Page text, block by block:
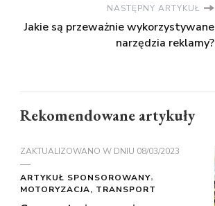
NASTĘPNY ARTYKUŁ
Jakie są przeważnie wykorzystywane
narzędzia reklamy?
Rekomendowane artykuły
ZAKTUALIZOWANO W DNIU 08/03/2023
ARTYKUŁ SPONSOROWANY
MOTORYZACJA, TRANSPORT